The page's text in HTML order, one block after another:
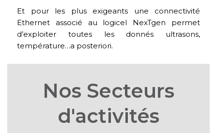
Et pour les plus exigeants une connectivité
Ethernet associé au logicel NexTgen permet
d’exploiter toutes les donnés ultrasons,
température…a posteriori.
Nos Secteurs
d'activités